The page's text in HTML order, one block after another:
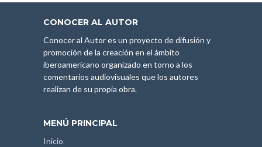
CONOCER AL AUTOR
Conocer al Autor es un proyecto de difusión y
promoción de la creación en el ámbito
iberoamericano organizado en torno a los
comentarios audiovisuales que los autores
realizan de su propia obra.
MENÚ PRINCIPAL
Inicio